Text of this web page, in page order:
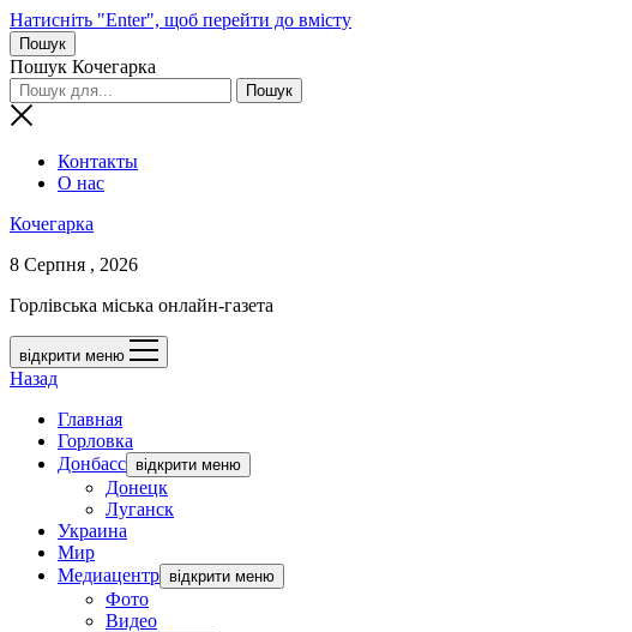
Натисніть "Enter", щоб перейти до вмісту
Пошук
Пошук Кочегарка
Контакты
О нас
Кочегарка
8 Серпня , 2026
Горлівська міська онлайн-газета
відкрити меню
Назад
Главная
Горловка
Донбасс відкрити меню
Донецк
Луганск
Украина
Мир
Медиацентр відкрити меню
Фото
Видео